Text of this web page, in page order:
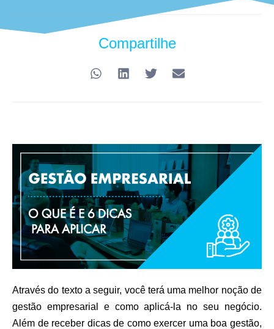
Compartilhe
Através do texto a seguir, você terá uma melhor noção de
gestão empresarial e como aplicá-la no seu negócio.
Além de receber dicas de como exercer uma boa gestão,